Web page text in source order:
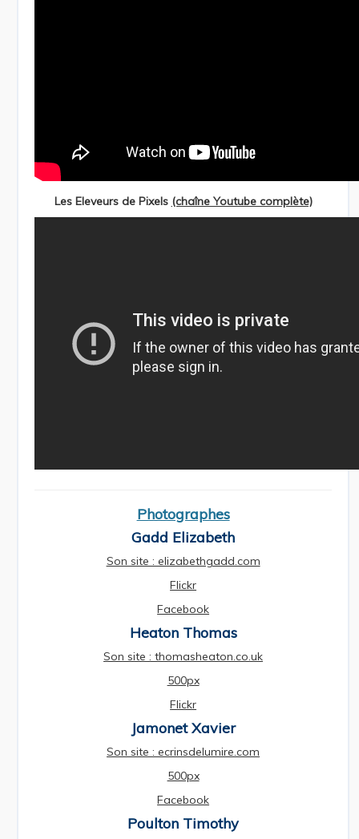
Les Eleveurs de Pixels (chaîne Youtube complète)
Photographes
Gadd Elizabeth
Son site : elizabethgadd.com
Flickr
Facebook
Heaton Thomas
Son site : thomasheaton.co.uk
500px
Flickr
Jamonet Xavier
Son site : ecrinsdelumire.com
500px
Facebook
Poulton Timothy